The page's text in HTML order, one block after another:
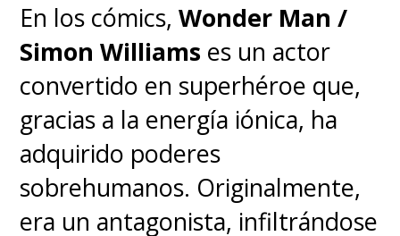
En los cómics, Wonder Man /
Simon Williams es un actor
convertido en superhéroe que,
gracias a la energía iónica, ha
adquirido poderes
sobrehumanos. Originalmente,
era un antagonista, infiltrándose